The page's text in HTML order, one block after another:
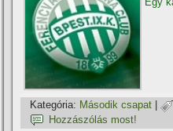
Kategória: Második csapat |
Hozzászólás most!